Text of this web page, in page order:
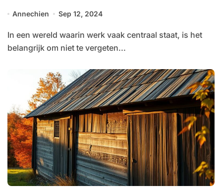
Annechien Sep 12, 2024
In een wereld waarin werk vaak centraal staat, is het
belangrijk om niet te vergeten...